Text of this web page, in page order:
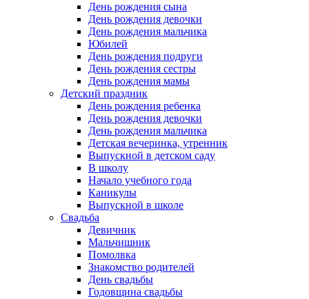
День рождения сына
День рождения девочки
День рождения мальчика
Юбилей
День рождения подруги
День рождения сестры
День рождения мамы
Детский праздник
День рождения ребенка
День рождения девочки
День рождения мальчика
Детская вечеринка, утренник
Выпускной в детском саду
В школу
Начало учебного года
Каникулы
Выпускной в школе
Свадьба
Девичник
Мальчишник
Помолвка
Знакомство родителей
День свадьбы
Годовщина свадьбы